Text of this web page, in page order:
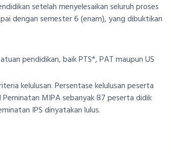
setelah menyelesaikan seluruh proses
dengan semester 6 (enam), yang dibuktikan
pendidikan, baik PTS*, PAT maupun US
kelulusan. Persentase kelulusan peserta
MIPA sebanyak 87 peserta didik
IPS dinyatakan lulus.